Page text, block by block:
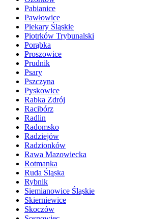
Pabianice
Pawłowice
Piekary Śląskie
Piotrków Trybunalski
Porąbka
Proszowice
Prudnik
Psary
Pszczyna
Pyskowice
Rabka Zdrój
Racibórz
Radlin
Radomsko
Radziejów
Radzionków
Rawa Mazowiecka
Rotmanka
Ruda Śląska
Rybnik
Siemianowice Śląskie
Skierniewice
Skoczów